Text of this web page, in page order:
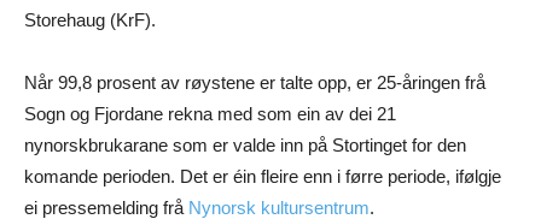
Storehaug (KrF).
Når 99,8 prosent av røystene er talte opp, er 25-åringen frå
Sogn og Fjordane rekna med som ein av dei 21
nynorskbrukarane som er valde inn på Stortinget for den
komande perioden. Det er éin fleire enn i førre periode, ifølgje
ei pressemelding frå Nynorsk kultursentrum.